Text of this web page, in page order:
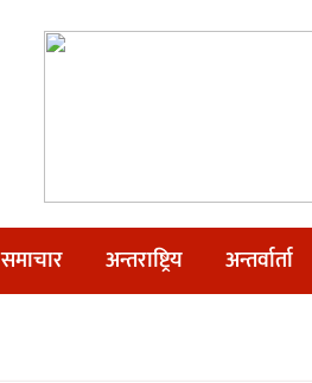
समाचार अन्तराष्ट्रिय अन्तर्वार्ता